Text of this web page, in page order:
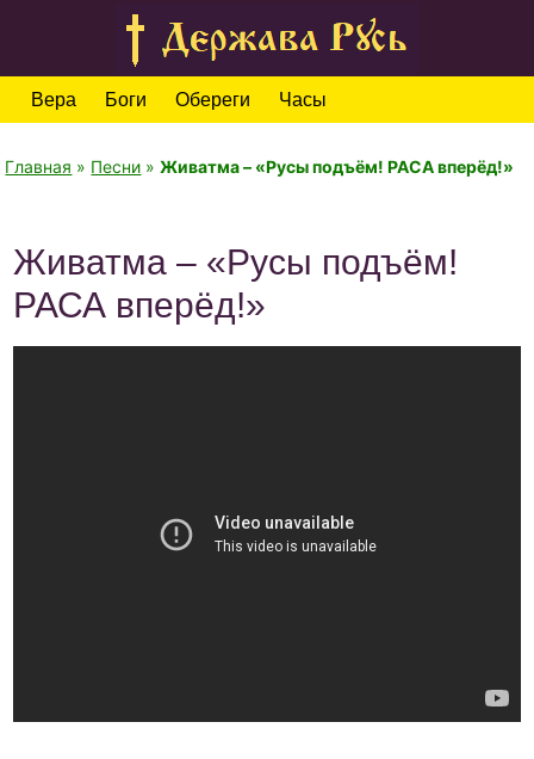
Вера Боги Обереги Часы
Главная » Песни »Живатма – «Русы подъём! РАСА вперёд!»
Живатма – «Русы подъём!
РАСА вперёд!»